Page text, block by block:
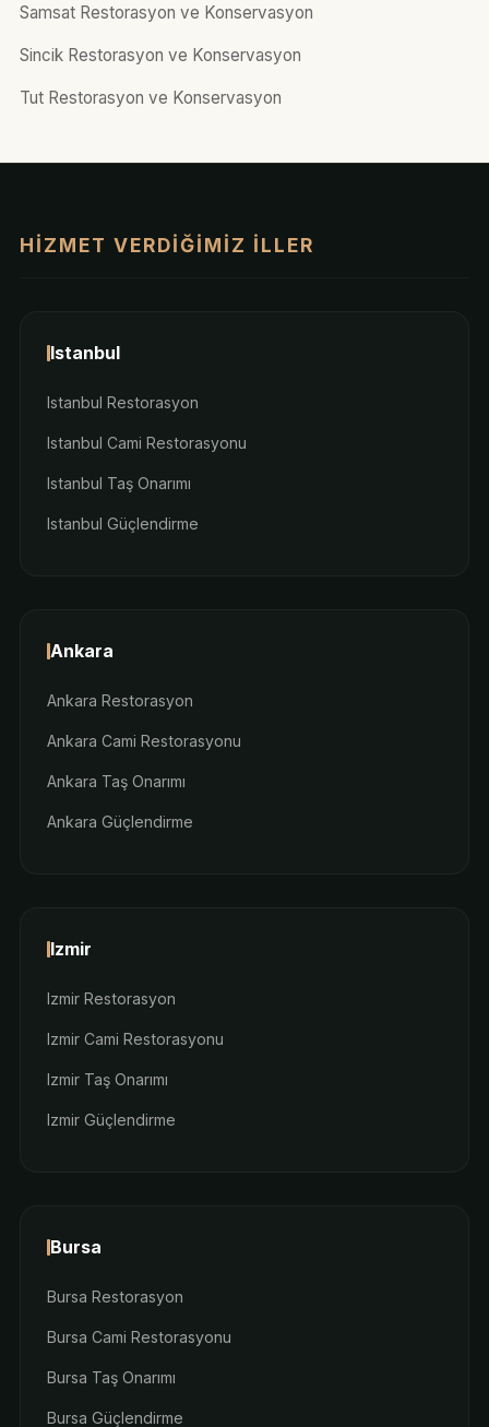
Samsat Restorasyon ve Konservasyon
Sincik Restorasyon ve Konservasyon
Tut Restorasyon ve Konservasyon
HIZMET VERDIĞIMIZ İLLER
Istanbul
Istanbul Restorasyon
Istanbul Cami Restorasyonu
Istanbul Taş Onarımı
Istanbul Güçlendirme
Ankara
Ankara Restorasyon
Ankara Cami Restorasyonu
Ankara Taş Onarımı
Ankara Güçlendirme
Izmir
Izmir Restorasyon
Izmir Cami Restorasyonu
Izmir Taş Onarımı
Izmir Güçlendirme
Bursa
Bursa Restorasyon
Bursa Cami Restorasyonu
Bursa Taş Onarımı
Bursa Güçlendirme